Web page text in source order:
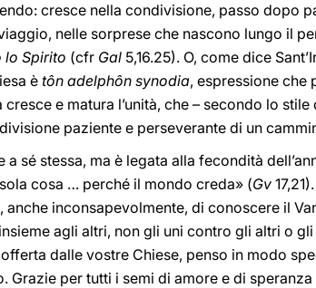
cresce nella condivisione, passo dopo
nelle sorprese che nascono lungo il
lo Spirito (cfr Gal 5,16.25). O, come dice
è tôn adelphôn synodia, espressione che
e matura l’unità, che – secondo lo
paziente e perseverante di un
sé stessa, ma è legata alla fecondità
cosa … perché il mondo creda» (Gv
inconsapevolmente, di conoscere il
agli altri, non gli uni contro gli altri o
dalle vostre Chiese, penso in modo
Grazie per tutti i semi di amore e di